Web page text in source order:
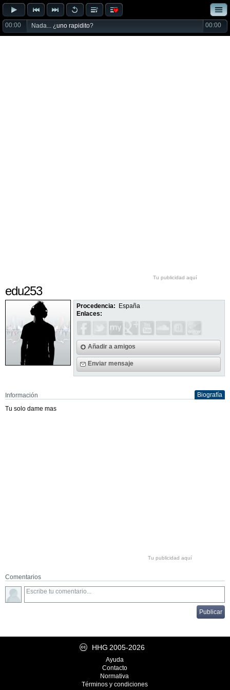
00:00 Nada... ¿uno rapidito? 00:00
Tu publicidad aquí
edu253
Procedencia:
España
Enlaces:
Añadir a amigos
Enviar mensaje
Información
Biografía
Tu solo dame mas
Tu publicidad aquí
Comentarios
HHG 2005-2026
Ayuda
Contacto
Normativa
Términos y condiciones